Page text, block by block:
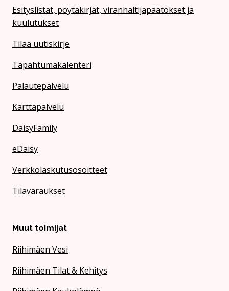
Esityslistat, pöytäkirjat, viranhaltijapäätökset ja
kuulutukset
Tilaa uutiskirje
Tapahtumakalenteri
Palautepalvelu
Karttapalvelu
DaisyFamily
eDaisy
Verkkolaskutusosoitteet
Tilavaraukset
Muut toimijat
Riihimäen Vesi
Riihimäen Tilat & Kehitys